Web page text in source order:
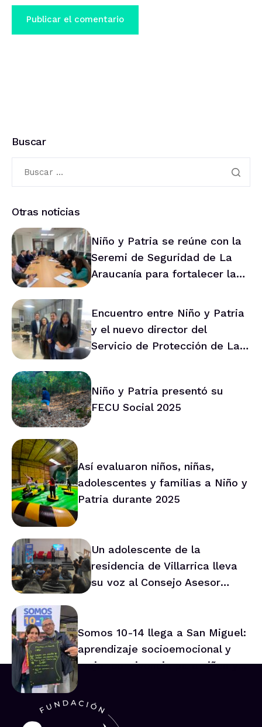
Buscar
Otras noticias
Niño y Patria se reúne con la
Seremi de Seguridad de La
Araucanía para fortalecer la
Encuentro entre Niño y Patria
y el nuevo director del
Servicio de Protección de La
Niño y Patria presentó su
FECU Social 2025
Así evaluaron niños, niñas,
adolescentes y familias a Niño y
Patria durante 2025
Un adolescente de la
residencia de Villarrica lleva
su voz al Consejo Asesor
Somos 10-14 llega a San Miguel:
aprendizaje socioemocional y
mejor convivencia para niños y